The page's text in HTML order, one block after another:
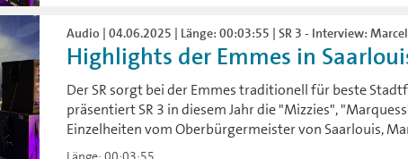
Audio | 04.06.2025 | Länge: 00:03:55 | SR 3 - Interview: Marcel
Highlights der Emmes in
Der SR sorgt bei der Emmes traditionell für beste
präsentiert SR 3 in diesem Jahr die "Mizzies",
Einzelheiten vom Oberbürgermeister von Saarlouis,